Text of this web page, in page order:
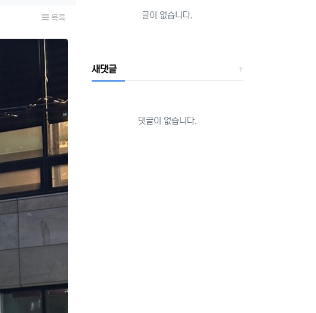
목록 글이 없습니다.
새댓글
댓글이 없습니다.